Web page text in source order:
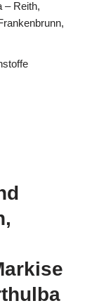
– Reith,